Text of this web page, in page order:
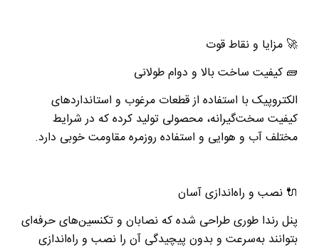
🚀 مزایا و نقاط قوت
🧱 کیفیت ساخت بالا و دوام طولانی
الکتروپیک با استفاده از قطعات مرغوب و استانداردهای
کیفیت سخت‌گیرانه، محصولی تولید کرده که در شرایط
مختلف آب و هوایی و استفاده روزمره مقاومت خوبی دارد.
🔌 نصب و راه‌اندازی آسان
پنل رندا طوری طراحی شده که نصابان و تکنسین‌های حرفه‌ای
بتوانند به‌سرعت و بدون پیچیدگی آن را نصب و راه‌اندازی